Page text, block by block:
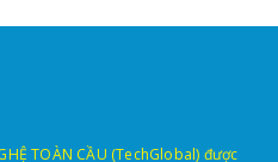
TOÀN CẦU (TechGlobal) được